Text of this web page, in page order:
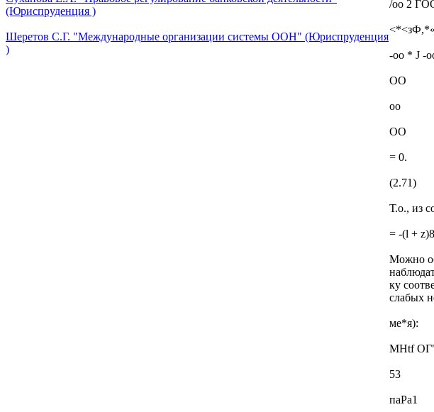
(Юриспруденция )
Шеретов С.Г. "Международные организации системы ООН" (Юриспруденция
)
/оо 2
-oo * J -
OO
oo
OO
= 0.
(2.71)
Т.о., из
= -(l +
Можно
ку
слабых
ме*я):
MHtf
53
паРа1